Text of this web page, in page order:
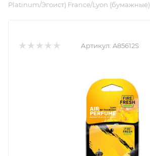
Platinum/Эгоист) France/Lyon (бумажные)
Артикул: A85612S